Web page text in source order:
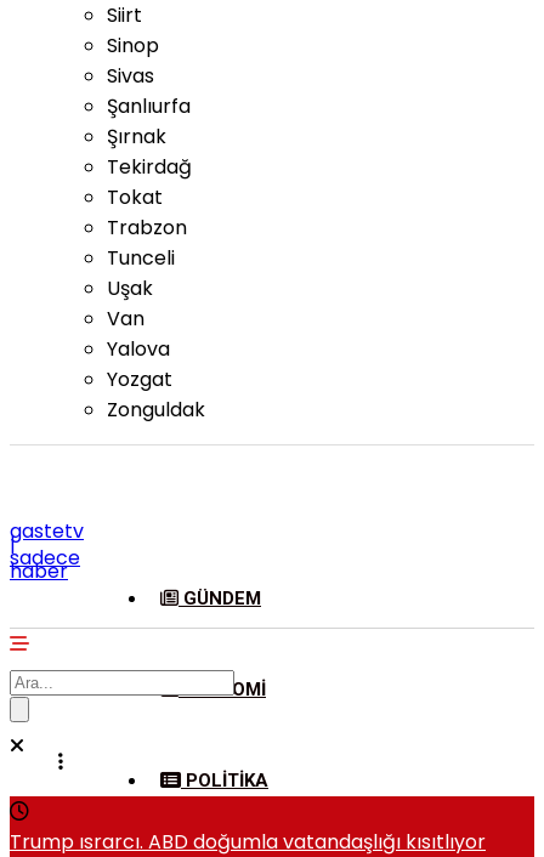
Siirt
Sinop
Sivas
Şanlıurfa
Şırnak
Tekirdağ
Tokat
Trabzon
Tunceli
Uşak
Van
Yalova
Yozgat
Zonguldak
gastetv
|
sadece
haber
GÜNDEM
EKONOMI
POLITIKA
Trump ısrarcı. ABD doğumla vatandaşlığı kısıtlıyor